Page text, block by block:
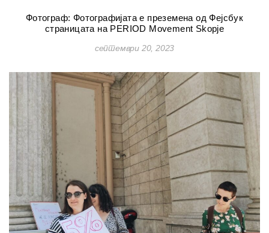
Фотограф: Фотографијата е преземена од Фејсбук
страницата на PERIOD Movement Skopje
септември 20, 2023